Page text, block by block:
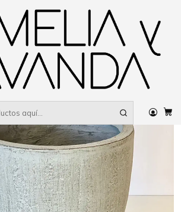
Maceteros Macetero estilo hormigón liso